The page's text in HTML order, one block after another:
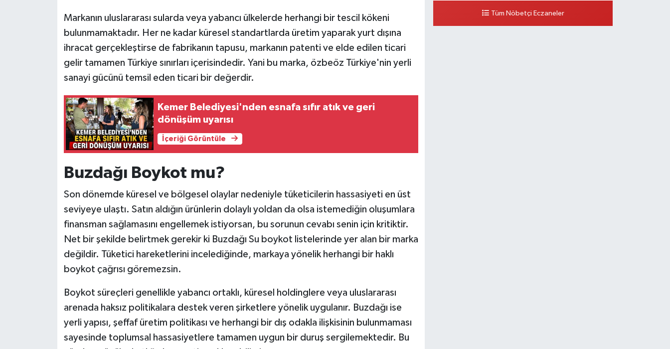
Markanın uluslararası sularda veya yabancı ülkelerde herhangi bir tescil kökeni
bulunmamaktadır. Her ne kadar küresel standartlarda üretim yaparak yurt dışına
ihracat gerçekleştirse de fabrikanın tapusu, markanın patenti ve elde edilen ticari
gelir tamamen Türkiye sınırları içerisindedir. Yani bu marka, özbeöz Türkiye'nin yerli
sanayi gücünü temsil eden ticari bir değerdir.
Kemer Belediyesi'nden esnafa sıfır atık ve geri
dönüşüm uyarısı
İçeriği Görüntüle
Buzdağı Boykot mu?
Son dönemde küresel ve bölgesel olaylar nedeniyle tüketicilerin hassasiyeti en üst
seviyeye ulaştı. Satın aldığın ürünlerin dolaylı yoldan da olsa istemediğin oluşumlara
finansman sağlamasını engellemek istiyorsan, bu sorunun cevabı senin için kritiktir.
Net bir şekilde belirtmek gerekir ki Buzdağı Su boykot listelerinde yer alan bir marka
değildir. Tüketici hareketlerini incelediğinde, markaya yönelik herhangi bir haklı
boykot çağrısı göremezsin.
Boykot süreçleri genellikle yabancı ortaklı, küresel holdinglere veya uluslararası
arenada haksız politikalara destek veren şirketlere yönelik uygulanır. Buzdağı ise
yerli yapısı, şeffaf üretim politikası ve herhangi bir dış odakla ilişkisinin bulunmaması
sayesinde toplumsal hassasiyetlere tamamen uygun bir duruş sergilemektedir. Bu
Tüm Nöbetçi Eczaneler